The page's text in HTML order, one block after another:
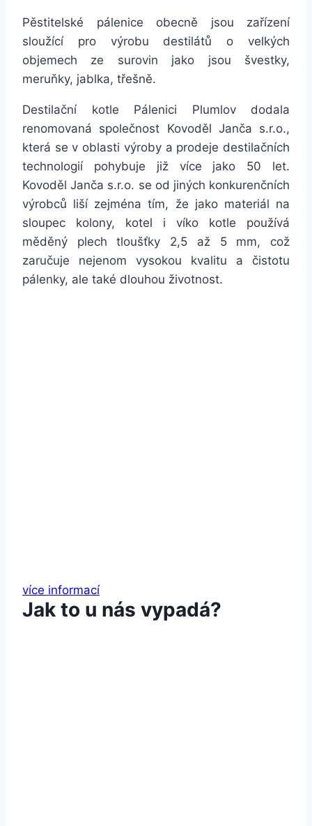
Pěstitelské pálenice obecně jsou zařízení
sloužící pro výrobu destilátů o velkých
objemech ze surovin jako jsou švestky,
meruňky, jablka, třešně.
Destilační kotle Pálenici Plumlov dodala
renomovaná společnost Kovoděl Janča s.r.o.,
která se v oblasti výroby a prodeje destilačních
technologií pohybuje již více jako 50 let.
Kovoděl Janča s.r.o. se od jiných konkurenčních
výrobců liší zejména tím, že jako materiál na
sloupec kolony, kotel i víko kotle používá
měděný plech tloušťky 2,5 až 5 mm, což
zaručuje nejenom vysokou kvalitu a čistotu
pálenky, ale také dlouhou životnost.
více informací
Jak to u nás vypadá?